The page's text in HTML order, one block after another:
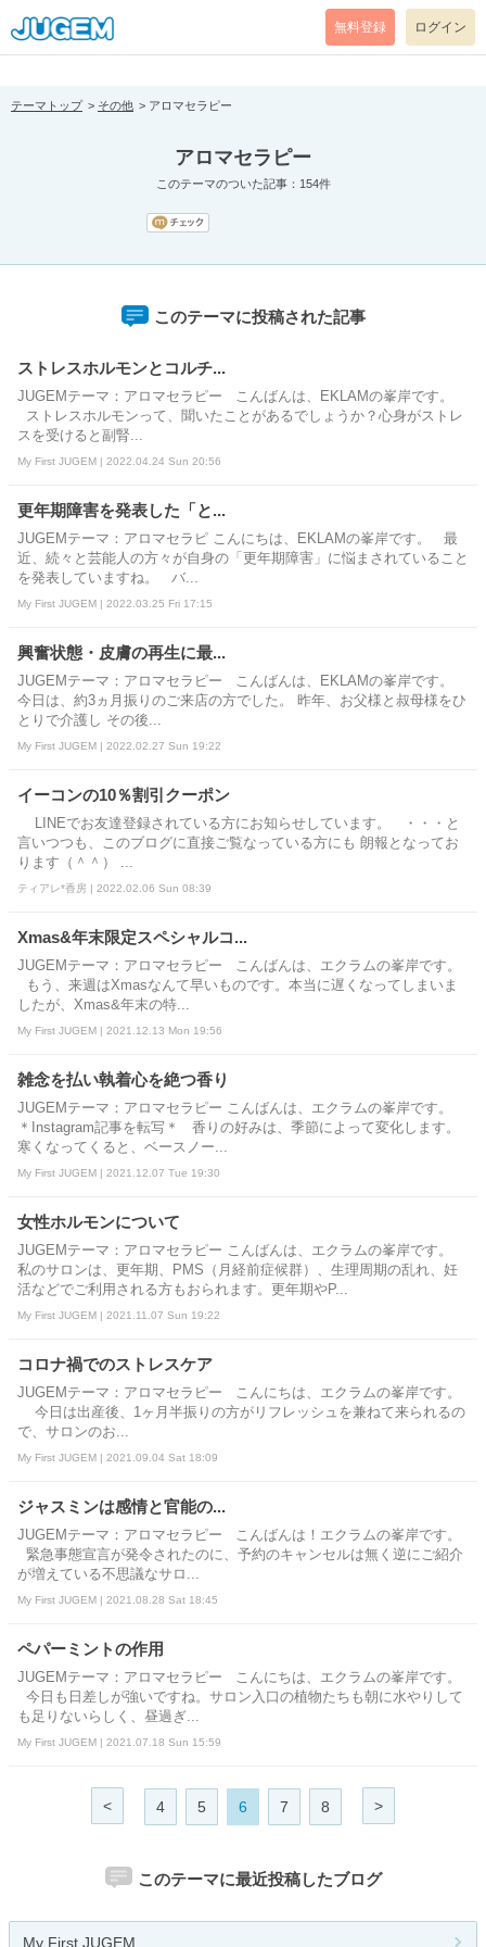
[pear_error: message="Success" code=0 mode=return level=notice
prefix="" info=""]
無料登録 ログイン
テーマトップ その他 アロマセラピー
アロマセラピー
このテーマのついた記事：154件
このテーマに投稿された記事
ストレスホルモンとコルチ...
JUGEMテーマ：アロマセラピー こんばんは、EKLAMの峯岸です。
ストレスホルモンって、聞いたことがあるでしょうか？心身がストレ
スを受けると副腎...
My First JUGEM | 2022.04.24 Sun 20:56
更年期障害を発表した「と...
JUGEMテーマ：アロマセラピ こんにちは、EKLAMの峯岸です。 最
近、続々と芸能人の方々が自身の「更年期障害」に悩まされていること
を発表していますね。 バ...
My First JUGEM | 2022.03.25 Fri 17:15
興奮状態・皮膚の再生に最...
JUGEMテーマ：アロマセラピー こんばんは、EKLAMの峯岸です。
今日は、約3ヵ月振りのご来店の方でした。 昨年、お父様と叔母様をひ
とりで介護し その後...
My First JUGEM | 2022.02.27 Sun 19:22
イーコンの10％割引クーポン
LINEでお友達登録されている方にお知らせしています。 ・・・と
言いつつも、このブログに直接ご覧なっている方にも 朗報となってお
ります（＾＾） ...
ティアレ*香房 | 2022.02.06 Sun 08:39
Xmas&年末限定スペシャルコ...
JUGEMテーマ：アロマセラピー こんばんは、エクラムの峯岸です。
もう、来週はXmasなんて早いものです。本当に遅くなってしまいま
したが、Xmas&年末の特...
My First JUGEM | 2021.12.13 Mon 19:56
雑念を払い執着心を絶つ香り
JUGEMテーマ：アロマセラピー こんばんは、エクラムの峯岸です。
＊Instagram記事を転写＊ 香りの好みは、季節によって変化します。
寒くなってくると、ベースノー...
My First JUGEM | 2021.12.07 Tue 19:30
女性ホルモンについて
JUGEMテーマ：アロマセラピー こんばんは、エクラムの峯岸です。
私のサロンは、更年期、PMS（月経前症候群）、生理周期の乱れ、妊
活などでご利用される方もおられます。更年期やP...
My First JUGEM | 2021.11.07 Sun 19:22
コロナ禍でのストレスケア
JUGEMテーマ：アロマセラピー こんにちは、エクラムの峯岸です。
今日は出産後、1ヶ月半振りの方がリフレッシュを兼ねて来られるの
で、サロンのお...
My First JUGEM | 2021.09.04 Sat 18:09
ジャスミンは感情と官能の...
JUGEMテーマ：アロマセラピー こんばんは！エクラムの峯岸です。
緊急事態宣言が発令されたのに、予約のキャンセルは無く逆にご紹介
が増えている不思議なサロ...
My First JUGEM | 2021.08.28 Sat 18:45
ペパーミントの作用
JUGEMテーマ：アロマセラピー こんにちは、エクラムの峯岸です。
今日も日差しが強いですね。サロン入口の植物たちも朝に水やりして
も足りないらしく、昼過ぎ...
My First JUGEM | 2021.07.18 Sun 15:59
< 4 5 6 7 8 >
このテーマに最近投稿したブログ
My First JUGEM